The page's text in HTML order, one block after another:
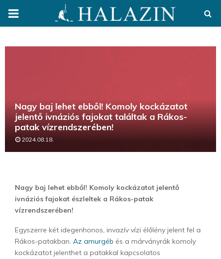
PRIMARY
Nagy baj lehet ebből! Komoly kockázatot
jelentő ivnáziós fajokat találtak a Rákos-
patak vízrendszerében!
2024.08.18.
Nagy baj lehet ebből! Komoly kockázatot jelentő
ivnáziós fajokat észleltek a Rákos-patak
vízrendszerében!
Egyszerre két idegenhonos, invazív vízi élőlény jelent fel a
Rákos-patakban. Az amurgéb és a márványrák komoly
kockázatot jelenthet a patakkal kapcsolatos